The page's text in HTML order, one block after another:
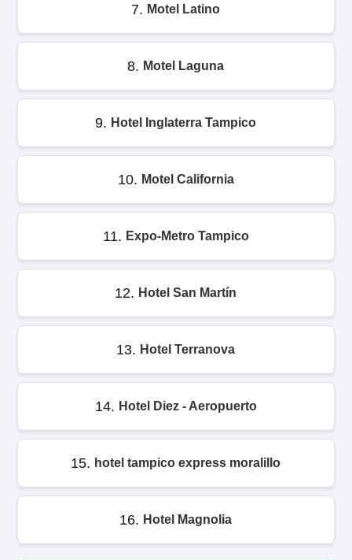
7. Motel Latino
8. Motel Laguna
9. Hotel Inglaterra Tampico
10. Motel California
11. Expo-Metro Tampico
12. Hotel San Martín
13. Hotel Terranova
14. Hotel Diez - Aeropuerto
15. hotel tampico express moralillo
16. Hotel Magnolia